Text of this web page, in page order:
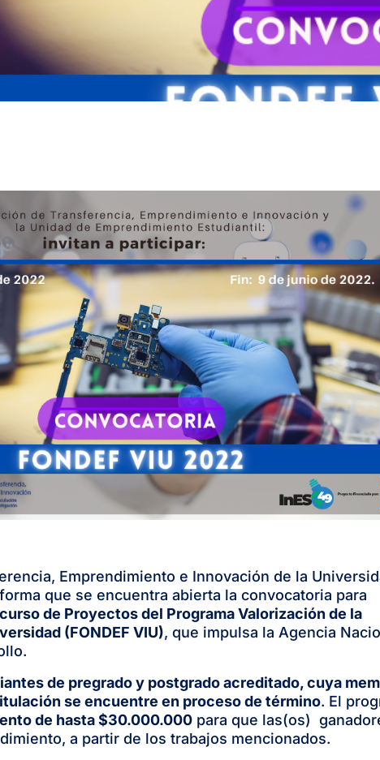
Emprendimiento e Innovación de la
que se encuentra abierta la convocatoria para
de Proyectos del Programa Valorización de la
(FONDEF VIU), que impulsa la Agencia
de pregrado y postgrado acreditado, cuya
se encuentre en proceso de término. El
de hasta $30.000.000 para que las(os)
a partir de los trabajos mencionados.